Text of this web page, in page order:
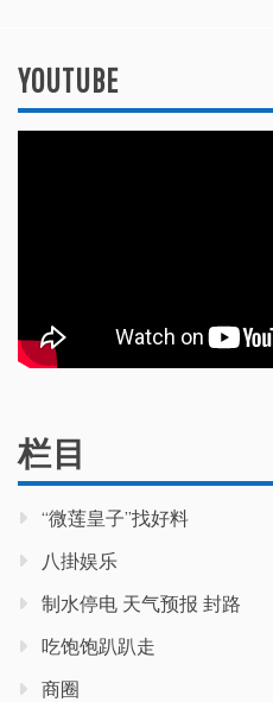
YOUTUBE
栏目
“微莲皇子”找好料
八掛娱乐
制水停电 天气预报 封路
吃饱饱趴趴走
商圈